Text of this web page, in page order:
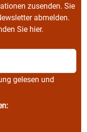
zusenden. Sie
abmelden.
Sie hier.
gelesen und